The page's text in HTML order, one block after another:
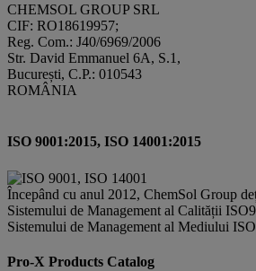
CHEMSOL GROUP SRL
CIF: RO18619957;
Reg. Com.: J40/6969/2006
Str. David Emmanuel 6A, S.1,
București, C.P.: 010543
ROMÂNIA
ISO 9001:2015, ISO 14001:2015
Începând cu anul 2012, ChemSol Group
Sistemului de Management al Calității
Sistemului de Management al Mediului
Pro-X Products Catalog